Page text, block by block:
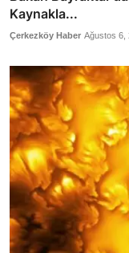
Kaynakla...
Çerkezköy Haber Ağustos 6,